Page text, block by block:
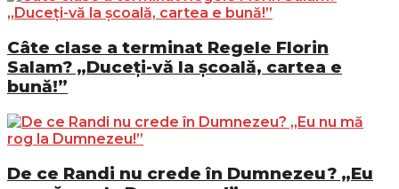
Câte clase a terminat Regele Florin
Salam? „Duceți-vă la școală, cartea e
bună!”
De ce Randi nu crede în Dumnezeu? „Eu